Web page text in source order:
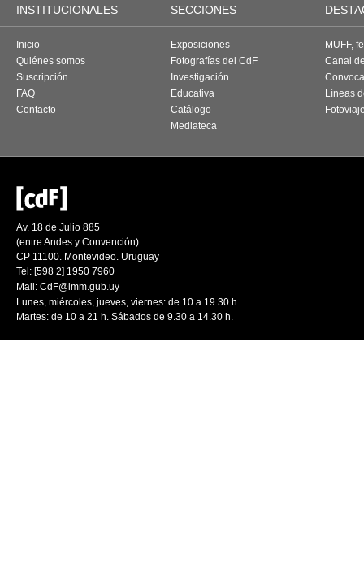
INSTITUCIONALES SECCIONES
Inicio
Quiénes somos
Suscripción
FAQ
Contacto
Exposiciones
Fotografías del CdF
Investigación
Educativa
Catálogo
Mediateca
MUFF,
Canal
Líneas
Av. 18 de Julio 885
(entre Andes y Convención)
CP 11100. Montevideo. Uruguay
Tel: [598 2] 1950 7960
Mail: CdF@imm.gub.uy
Lunes, miércoles, jueves, viernes: de 10 a 19.30 h.
Martes: de 10 a 21 h. Sábados de 9.30 a 14.30 h.